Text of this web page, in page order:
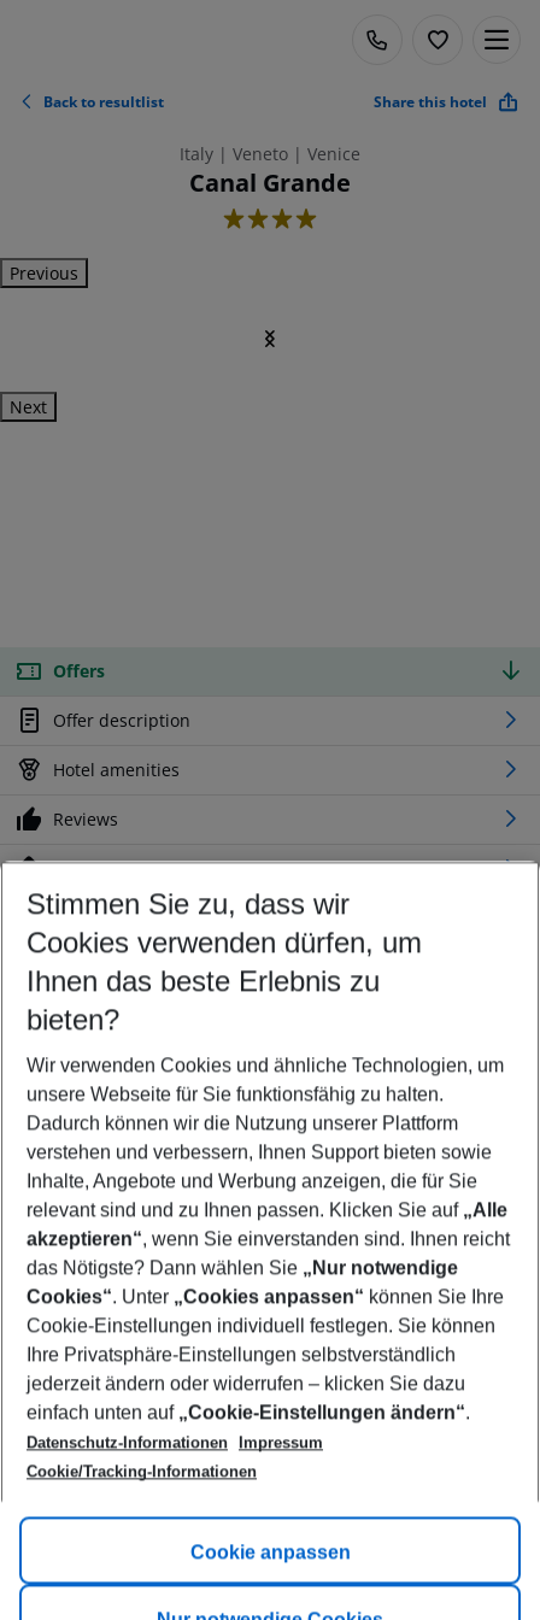
Back to resultlist Share this hotel
Italy | Veneto | Venice
Canal Grande
4
Previous
Next
Offers
Offer description
Hotel amenities
Reviews
Location
Customize your offer
Find the perfect deal which suits your best
Your departure airport
Any airport
Select your date range
09/08/26–07/08/27 5-8 nights
Who will travel
2 adults No children
Show more filter
Footer
Footer navigation
Title A
Link A
Stimmen Sie zu, dass wir
Cookies verwenden dürfen, um
Ihnen das beste Erlebnis zu
bieten?
Wir verwenden Cookies und ähnliche Technologien, um
unsere Webseite für Sie funktionsfähig zu halten.
Dadurch können wir die Nutzung unserer Plattform
verstehen und verbessern, Ihnen Support bieten sowie
Inhalte, Angebote und Werbung anzeigen, die für Sie
relevant sind und zu Ihnen passen. Klicken Sie auf „Alle
akzeptieren“, wenn Sie einverstanden sind. Ihnen reicht
das Nötigste? Dann wählen Sie „Nur notwendige
Cookies“. Unter „Cookies anpassen“ können Sie Ihre
Cookie-Einstellungen individuell festlegen. Sie können
Ihre Privatsphäre-Einstellungen selbstverständlich
jederzeit ändern oder widerrufen – klicken Sie dazu
einfach unten auf „Cookie-Einstellungen ändern“.
Datenschutz-Informationen
Impressum
Cookie/Tracking-Informationen
Cookie anpassen